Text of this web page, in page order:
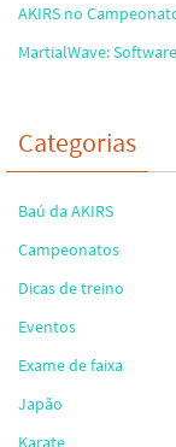
AKIRS no
MartialWave:
Categorias
Baú da AKIRS
Campeonatos
Dicas de treino
Eventos
Exame de faixa
Japão
Karate